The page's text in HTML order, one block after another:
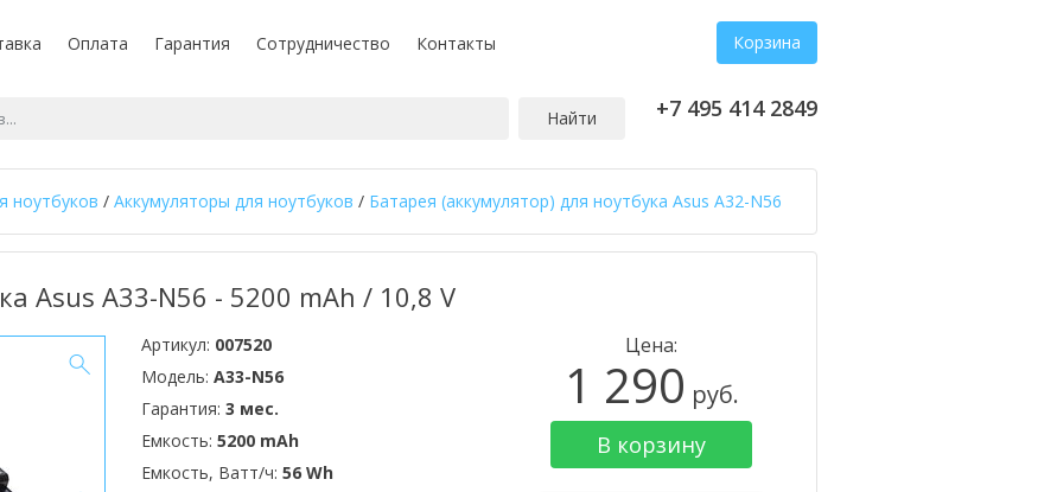
Оплата Гарантия Сотрудничество Контакты Корзина
Найти +7 495 414 2849
ноутбуков / Аккумуляторы для ноутбуков / Батарея (аккумулятор) для ноутбука Asus A32-N56
Asus A33-N56 - 5200 mAh / 10,8 V
Артикул: 007520
Модель: A33-N56
Гарантия: 3 мес.
Емкость: 5200 mAh
Емкость, Ватт/ч: 56 Wh
Цена:
1 290 руб.
В корзину